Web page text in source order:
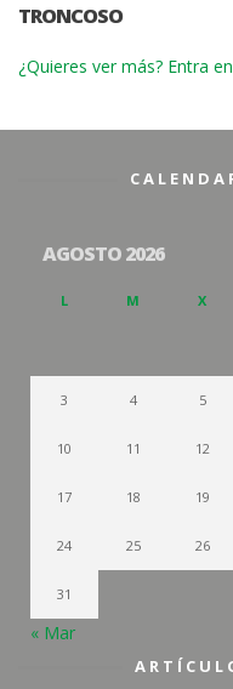
TRONCOSO
¿Quieres ver más? Entra
AGOSTO 2026
L M X
3 4 5
10 11 12
17 18 19
24 25 26
31
« Mar